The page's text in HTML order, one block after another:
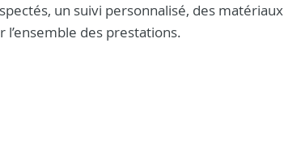
un suivi personnalisé, des
l’ensemble des prestations.